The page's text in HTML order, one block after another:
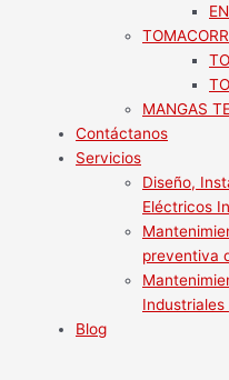
MANGAS
Contáctanos
Servicios
Diseño,
Eléctricos
preventiva
Industriales
Blog